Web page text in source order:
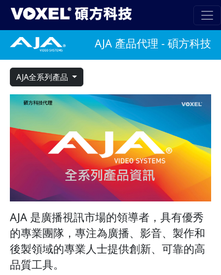
AJA 產品代理 - 碩方科技
AJA全系列產品
AJA 是廣播視訊市場的領導者，具有優秀
的專業團隊，專注為廣播、影音、製作和
後製領域的專業人士提供創新、可靠的高
品質工具。